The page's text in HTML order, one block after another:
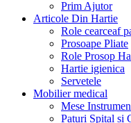
Prim Ajutor
Articole Din Hartie
Role cearceaf
Prosoape Pliate
Role Prosop
Hartie igienica
Servetele
Mobilier medical
Mese
Paturi Spital si